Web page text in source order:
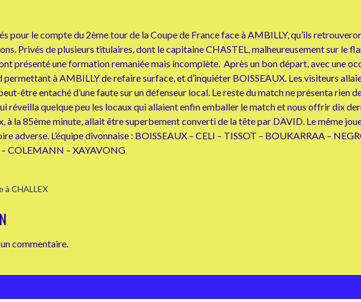
pour le compte du 2ème tour de la Coupe de France face à AMBILLY, qu’ils
Privés de plusieurs titulaires, dont le capitaine CHASTEL, malheureusement sur le
présenté une formation remaniée mais incomplète. Après un bon départ, avec une
à AMBILLY de refaire surface, et d’inquiéter BOISSEAUX. Les visiteurs
être entaché d’une faute sur un défenseur local. Le reste du match ne présenta rien
réveilla quelque peu les locaux qui allaient enfin emballer le match et nous offrir dix
à la 85ème minute, allait être superbement converti de la tête par DAVID. Le même
adverse. L’équipe divonnaise : BOISSEAUX – CELI – TISSOT – BOUKARRAA –
COLEMANN – XAYAVONG
à CHALLEX
commentaire.